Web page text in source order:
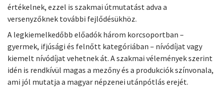
értékelnek, ezzel is szakmai útmutatást adva a
versenyzőknek további fejlődésükhöz.
A legkiemelkedőbb előadók három korcsoportban –
gyermek, ifjúsági és felnőtt kategóriában – nívódíjat vagy
kiemelt nívódíjat vehetnek át. A szakmai vélemények szerint
idén is rendkívül magas a mezőny és a produkciók színvonala,
ami jól mutatja a magyar népzenei utánpótlás erejét.